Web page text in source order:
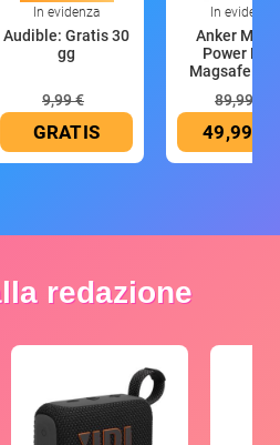
In evidenza
Audible: Gratis 30
gg
9,99 €
GRATIS
In evidenza
Anker
Power
Magsafe
89,99 €
49,99 €
redazione